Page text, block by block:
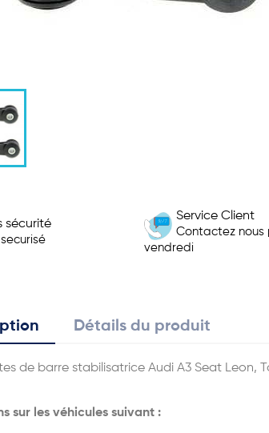
sécurité
Service Client
Contactez nous
vendredi
Détails du produit
de barre stabilisatrice Audi A3 Seat Leon,
sur les véhicules suivant :